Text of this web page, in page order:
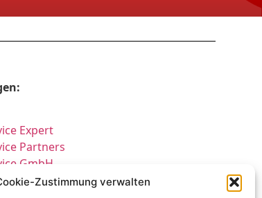
Zustimmung verwalten
Expert
Partners
GmbH
GmbH